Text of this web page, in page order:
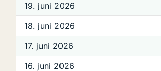
19. juni 2026
18. juni 2026
17. juni 2026
16. juni 2026